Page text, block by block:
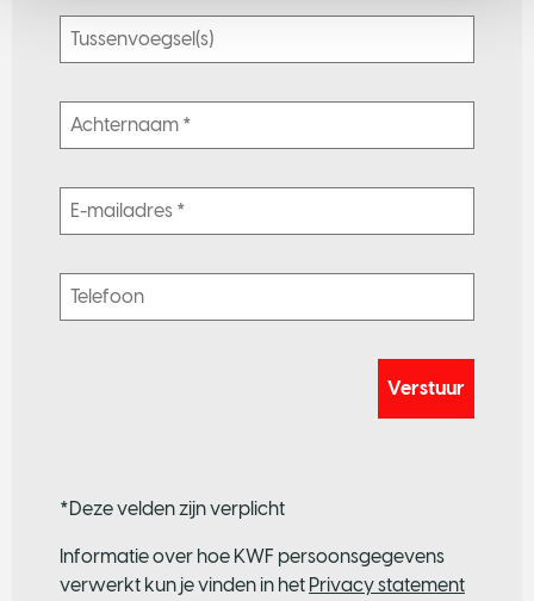
*Deze velden zijn verplicht
Informatie over hoe KWF persoonsgegevens
verwerkt kun je vinden in het Privacy statement